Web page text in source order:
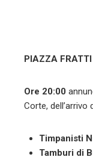
PIAZZA FRATTI
Ore 20:00
Corte, dell’arrivo
Timpanisti
Tamburi di